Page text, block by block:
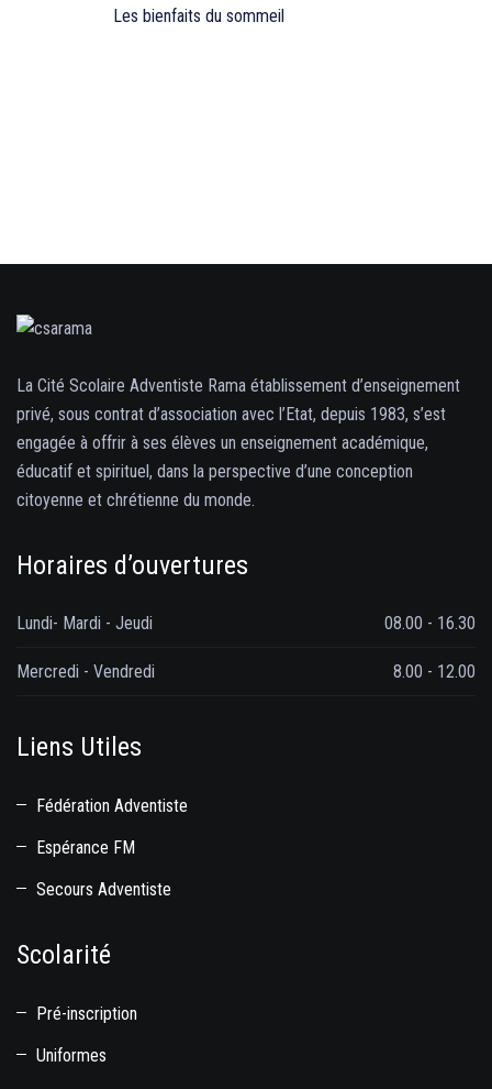
Les bienfaits du sommeil
La Cité Scolaire Adventiste Rama établissement d’enseignement
privé, sous contrat d’association avec l’Etat, depuis 1983, s’est
engagée à offrir à ses élèves un enseignement académique,
éducatif et spirituel, dans la perspective d’une conception
citoyenne et chrétienne du monde.
Horaires d’ouvertures
Lundi- Mardi - Jeudi 08.00 - 16.30
Mercredi - Vendredi 8.00 - 12.00
Liens Utiles
Fédération Adventiste
Espérance FM
Secours Adventiste
Scolarité
Pré-inscription
Uniformes